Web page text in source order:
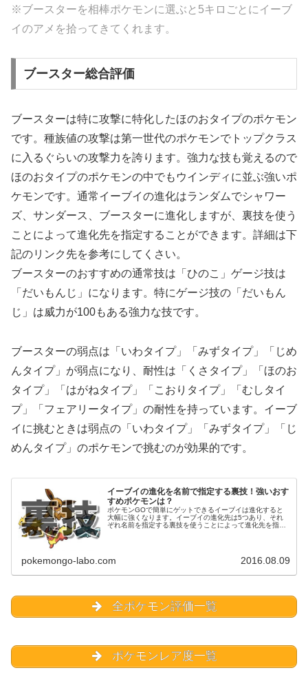
※ブースターを相棒ポケモンに選ぶと5キロごとにイーブ
イのアメを拾ってきてくれます。
ブースター総合評価
ブースターは特に攻撃に特化したほのおタイプのポケモン
です。種族値の攻撃は第一世代のポケモンでトップクラス
に入るぐらいの攻撃力を誇ります。強力な技も覚えるので
ほのおタイプのポケモンの中でもウインディに並ぶ強いポ
ケモンです。通常イーブイの進化はランダムでシャワー
ズ、サンダース、ブースターに進化しますが、裏技を使う
ことによって進化先を指定することができます。詳細は下
記のリンク先を参考にしてくさい。
ブースターのおすすめの通常技は「ひのこ」ゲージ技は
「だいもんじ」になります。特にゲージ技の「だいもん
じ」は威力が100もある強力な技です。
ブースターの弱点は「いわタイプ」「みずタイプ」「じめ
んタイプ」が弱点になり、耐性は「くさタイプ」「ほのお
タイプ」「はがねタイプ」「こおりタイプ」「むしタイ
プ」「フェアリータイプ」の耐性を持っています。イーブ
イに挑むときは弱点の「いわタイプ」「みずタイプ」「じ
めんタイプ」のポケモンで挑むのが効果的です。
イーブイの進化を名前で指定する裏技！強いおす
すめポケモンは？
ポケモンGOで簡単にゲットできるイーブイは進化すると
大幅に強くなります。イーブイの進化先は5つあり、それ
ぞれ名前を指定する裏技を使うことによって進化先を指定
pokemongo-labo.com 2016.08.09
全ポケモン評価一覧
ポケモンレア度一覧